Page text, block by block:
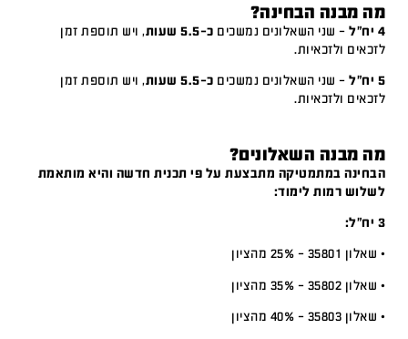
מה מבנה הבחינה?
4 יח"ל – שני השאלונים נמשכים כ-5.5 שעות
, ויש תוספת זמן
לזכאים ולזכאיות.
5 יח"ל – שני השאלונים נמשכים כ-5.5 שעות
, ויש תוספת זמן
לזכאים ולזכאיות.
מה מבנה השאלונים?
הבחינה במתמטיקה מתבצעת על פי תכנית חדשה והיא מותאמת
לשלוש רמות לימוד:
3 יח”ל:
• שאלון 35801 – 25% מהציון
• שאלון 35802 – 35% מהציון
• שאלון 35803 – 40% מהציון